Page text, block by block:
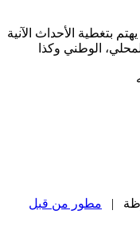
بتغطية الأحداث الآنية
الوطني وكذا
مطور من قبل